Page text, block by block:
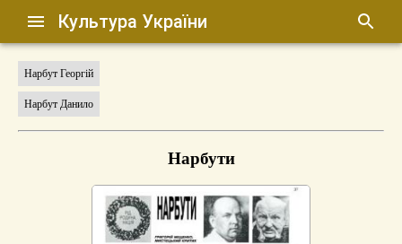
Культура України
Нарбут Георгій
Нарбут Данило
Нарбути